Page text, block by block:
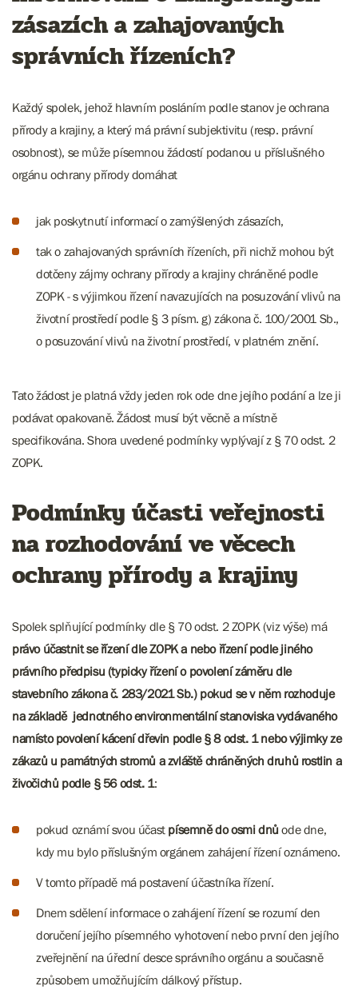
zásazích a zahajovaných
správních řízeních?
Každý spolek, jehož hlavním posláním podle stanov je ochrana
přírody a krajiny, a který má právní subjektivitu (resp. právní
osobnost), se může písemnou žádostí podanou u příslušného
orgánu ochrany přírody domáhat
jak poskytnutí informací o zamýšlených zásazích,
tak o zahajovaných správních řízeních, při nichž mohou být
dotčeny zájmy ochrany přírody a krajiny chráněné podle
ZOPK - s výjimkou řízení navazujících na posuzování vlivů na
životní prostředí podle § 3 písm. g) zákona č. 100/2001 Sb.,
o posuzování vlivů na životní prostředí, v platném znění.
Tato žádost je platná vždy jeden rok ode dne jejího podání a lze ji
podávat opakovaně. Žádost musí být věcně a místně
specifikována. Shora uvedené podmínky vyplývají z § 70 odst. 2
ZOPK.
Podmínky účasti veřejnosti
na rozhodování ve věcech
ochrany přírody a krajiny
Spolek splňující podmínky dle § 70 odst. 2 ZOPK (viz výše) má
právo účastnit se řízení dle ZOPK a nebo řízení podle jiného
právního předpisu (typicky řízení o povolení záměru dle
stavebního zákona č. 283/2021 Sb.) pokud se v něm rozhoduje
na základě jednotného environmentální stanoviska vydávaného
namísto povolení kácení dřevin podle § 8 odst. 1 nebo výjimky ze
zákazů u památných stromů a zvláště chráněných druhů rostlin a
živočichů podle § 56 odst. 1:
pokud oznámí svou účast písemně do osmi dnů ode dne,
kdy mu bylo příslušným orgánem zahájení řízení oznámeno.
V tomto případě má postavení účastníka řízení.
Dnem sdělení informace o zahájení řízení se rozumí den
doručení jejího písemného vyhotovení nebo první den jejího
zveřejnění na úřední desce správního orgánu a současně
způsobem umožňujícím dálkový přístup.